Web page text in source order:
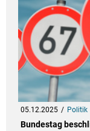
05.12.2025 Politik
Bundestag